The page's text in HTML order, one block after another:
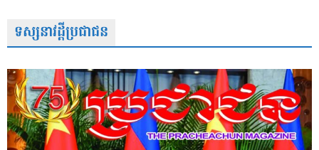
ទស្សនាវដ្តីប្រជាជន